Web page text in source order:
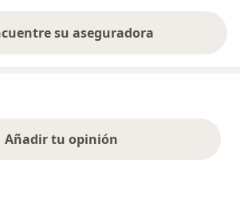
su aseguradora
Añadir tu opinión